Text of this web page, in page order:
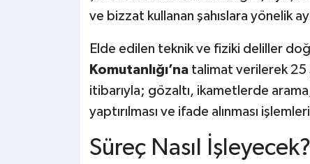
ve bizzat kullanan şahıslara yönelik
Elde edilen teknik ve fiziki deliller
Komutanlığı’natalimat verilerek 25
itibarıyla; gözaltı, ikametlerde
yaptırılması ve ifade alınması
Süreç Nasıl İşleyecek?